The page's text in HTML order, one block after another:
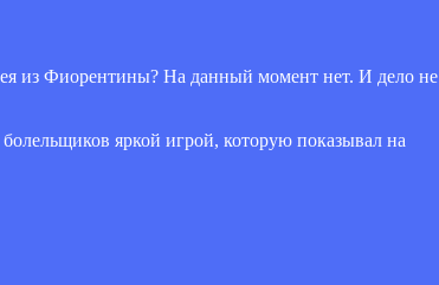
из Фиорентины? На данный момент нет. И дело не
яркой игрой, которую показывал на